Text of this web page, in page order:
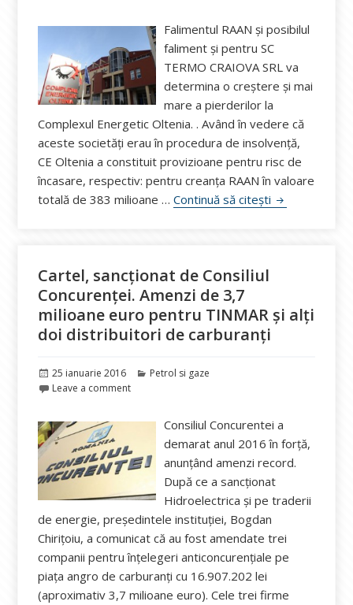
Falimentul RAAN și posibilul
faliment și pentru SC
TERMO CRAIOVA SRL va
determina o creștere și mai
mare a pierderilor la
Complexul Energetic Oltenia. . Având în vedere că
aceste societăți erau în procedura de insolvență,
CE Oltenia a constituit provizioane pentru risc de
încasare, respectiv: pentru creanța RAAN în valoare
totală de 383 milioane …Continuă să citești Cresc
Cartel, sancționat de Consiliul
Concurenței. Amenzi de 3,7
milioane euro pentru TINMAR și alți
doi distribuitori de carburanți
Publicat
pe
25 ianuarie 2016 Categorii
Petrol si gaze
Leave a comment
Consiliul Concurentei a
demarat anul 2016 în forță,
anunțând amenzi record.
După ce a sancționat
Hidroelectrica și pe traderii
de energie, președintele instituției, Bogdan
Chirițoiu, a comunicat că au fost amendate trei
companii pentru înțelegeri anticoncurențiale pe
piața angro de carburanți cu 16.907.202 lei
(aproximativ 3,7 milioane euro). Cele trei firme